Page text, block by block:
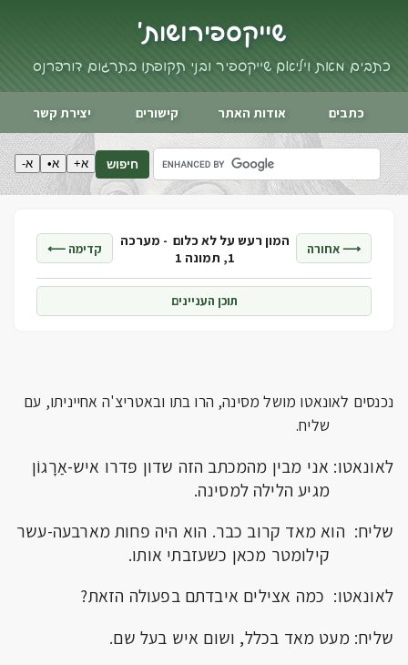
שייקספיר ושות'
כתבים מאת ויליאם שייקספיר ובני תקופתו בתרגום דורי פרנס
כתבים אודות האתר קישורים יצירת קשר
חיפוש א+ א• א-
⟶ אחורה המון רעש על לא כלום - מערכה
1, תמונה 1
קדימה ⟵
תוכן העניינים
נכנסים לאונאטו מושל מסינה, הרו בתו ובאטריצ'ה אחייניתו, עם
שליח.
לאונאטו: אני מבין מהמכתב הזה שדון פּדרו איש-אַרָגוֹן
מגיע הלילה למסינה.
שליח: הוא מאד קרוב כבר. הוא היה פחות מארבעה-עשר
קילומטר מכאן כשעזבתי אותו.
לאונאטו: כמה אצילים איבדתם בפעולה הזאת?
שליח: מעט מאד בכלל, ושום איש בעל שם.